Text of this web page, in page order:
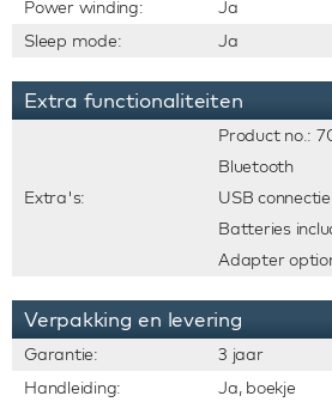
Power winding:
Ja
Sleep mode:
Ja
Extra functionaliteiten
Extra's:
Product no.:
Bluetooth
USB connectie
Batteries
Adapter
Verpakking en levering
Garantie:
3 jaar
Handleiding:
Ja, boekje